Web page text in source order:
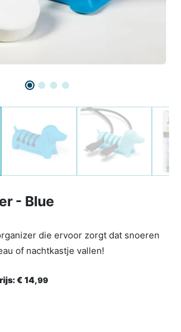
- Blue
die ervoor zorgt dat snoeren
of nachtkastje vallen!
€ 14,99